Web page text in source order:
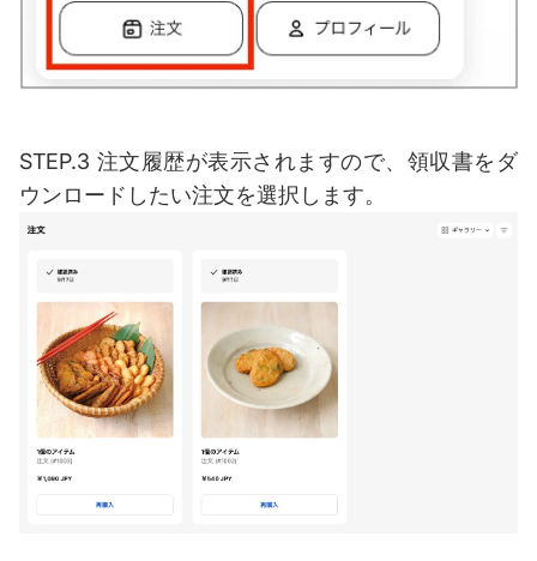
STEP.3 注文履歴が表示されますので、領収書をダ
ウンロードしたい注文を選択します。